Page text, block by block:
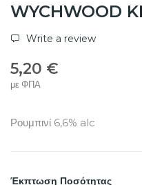
WYCHWOOD
Write a review
5,20 €
με ΦΠΑ
Ρουμπινί 6,6% alc
Έκπτωση Ποσότητας